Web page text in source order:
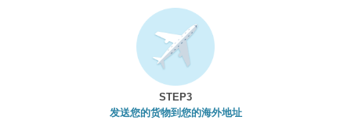
STEP3
发送您的货物到您的海外地址